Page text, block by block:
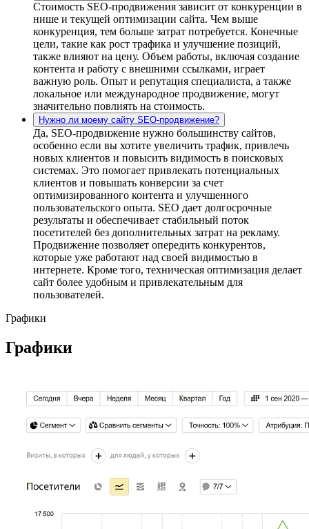
Стоимость SEO-продвижения зависит от конкуренции в
нише и текущей оптимизации сайта. Чем выше
конкуренция, тем больше затрат потребуется. Конечные
цели, такие как рост трафика и улучшение позиций,
также влияют на цену. Объем работы, включая создание
контента и работу с внешними ссылками, играет
важную роль. Опыт и репутация специалиста, а также
локальное или международное продвижение, могут
значительно повлиять на стоимость.
Нужно ли моему сайту SEO-продвижение?
Да, SEO-продвижение нужно большинству сайтов,
особенно если вы хотите увеличить трафик, привлечь
новых клиентов и повысить видимость в поисковых
системах. Это помогает привлекать потенциальных
клиентов и повышать конверсии за счет
оптимизированного контента и улучшенного
пользовательского опыта. SEO дает долгосрочные
результаты и обеспечивает стабильный поток
посетителей без дополнительных затрат на рекламу.
Продвижение позволяет опередить конкурентов,
которые уже работают над своей видимостью в
интернете. Кроме того, техническая оптимизация делает
сайт более удобным и привлекательным для
пользователей.
Графики
Графики